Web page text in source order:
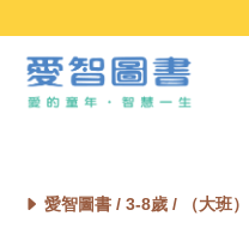
愛智圖書 / 3-8歲/ （大班